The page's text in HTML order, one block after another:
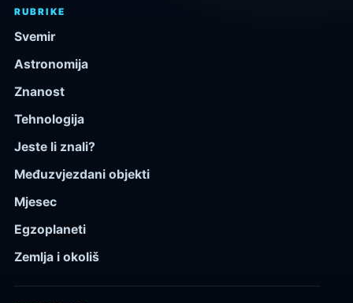
RUBRIKE
Svemir
Astronomija
Znanost
Tehnologija
Jeste li znali?
Međuzvjezdani objekti
Mjesec
Egzoplaneti
Zemlja i okoliš